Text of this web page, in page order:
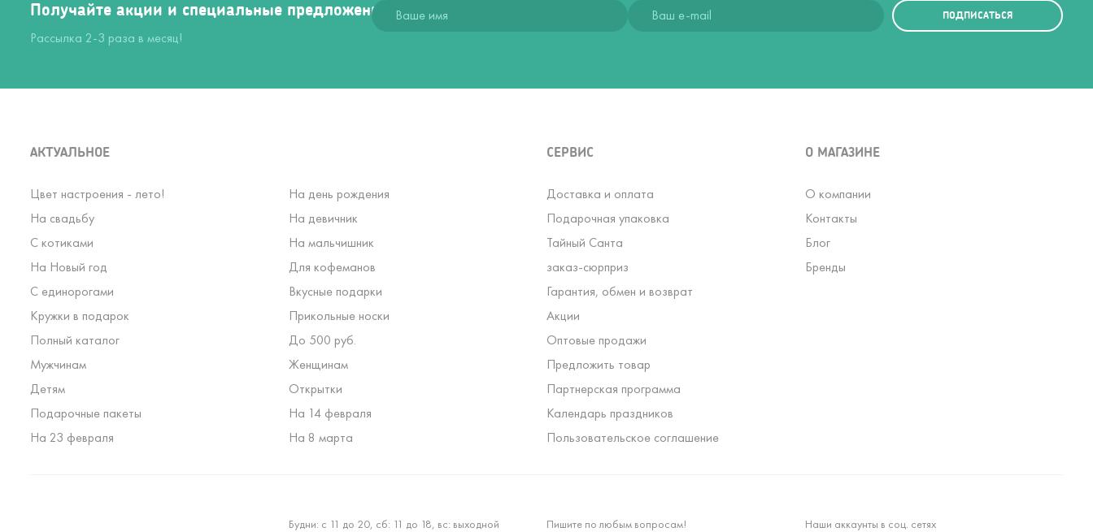
Получайте акции и специальные предложения
Рассылка 2-3 раза в месяц!
ПОДПИСАТЬСЯ
АКТУАЛЬНОЕ
Цвет настроения - лето!
На день рождения
На свадьбу
На девичник
С котиками
На мальчишник
На Новый год
Для кофеманов
С единорогами
Вкусные подарки
Кружки в подарок
Прикольные носки
Полный каталог
До 500 руб.
Мужчинам
Женщинам
Детям
Открытки
Подарочные пакеты
На 14 февраля
На 23 февраля
На 8 марта
СЕРВИС
Доставка и оплата
Подарочная упаковка
Тайный Санта
заказ-сюрприз
Гарантия, обмен и возврат
Акции
Оптовые продажи
Предложить товар
Партнерская программа
Календарь праздников
Пользовательское соглашение
О МАГАЗИНЕ
О компании
Контакты
Блог
Бренды
Будни: с 11 до 20, сб: 11 до 18, вс: выходной Пишите по любым вопросам! Наши аккаунты в соц. сетях